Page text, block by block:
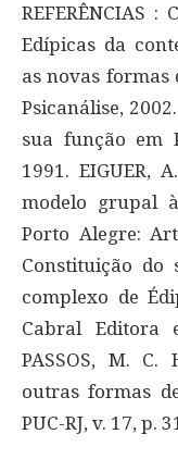
REFERÊNCIAS :
Edípicas da
as novas formas
Psicanálise,
sua função em
1991. EIGUER,
modelo grupal
Porto Alegre:
Constituição
complexo de
Cabral Editora
PASSOS, M. C.
outras formas
PUC-RJ, v. 17, p.